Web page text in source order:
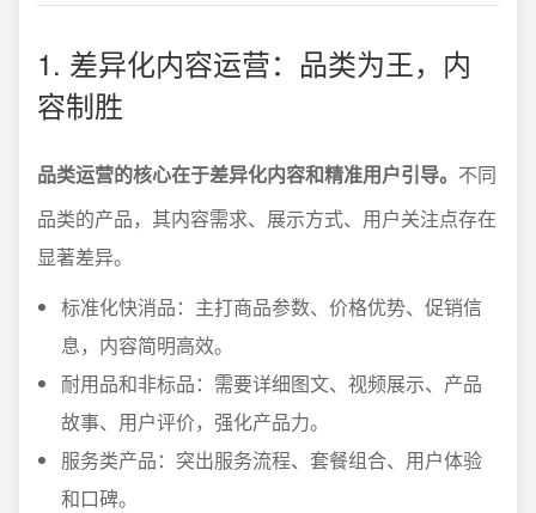
1. 差异化内容运营：品类为王，内
容制胜
品类运营的核心在于差异化内容和精准用户引导。 不同
品类的产品，其内容需求、展示方式、用户关注点存在
显著差异。
标准化快消品：主打商品参数、价格优势、促销信
息，内容简明高效。
耐用品和非标品：需要详细图文、视频展示、产品
故事、用户评价，强化产品力。
服务类产品：突出服务流程、套餐组合、用户体验
和口碑。